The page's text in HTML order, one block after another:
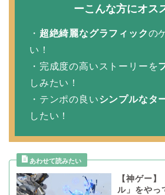
ーこんな方にオス
・ 超絶綺麗なグラフィックの
い！
・完成度の高いストーリーを
しみたい！
・テンポの良いシンプルなタ
したい！
【神ゲー
ル」をやっ